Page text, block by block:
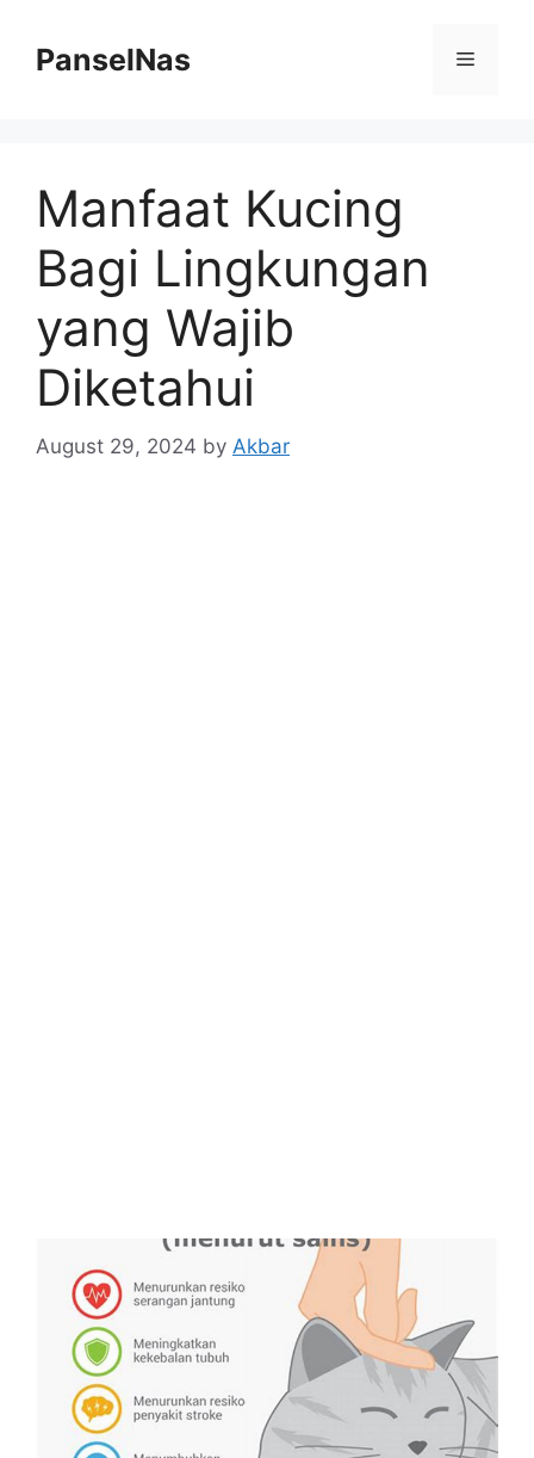
contentPanselNas Menu
Manfaat Kucing
Bagi Lingkungan
yang Wajib
Diketahui
August 29, 2024 by Akbar